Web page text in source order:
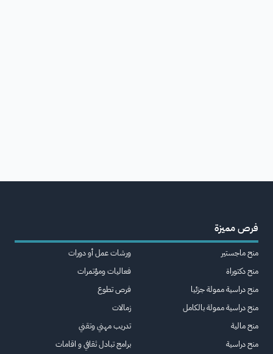
فرص مميزة
منح ماجستير
منح دكتوراة
منح دراسية ممولة جزئيا
منح دراسية ممولة بالكامل
منح مالية
منح دراسية
ورشات عمل أو دورات
فعاليات ومؤتمرات
فرص تطوع
زمالات
تدريب مهني وتقني
برامج تبادل ثقافي و اقامات